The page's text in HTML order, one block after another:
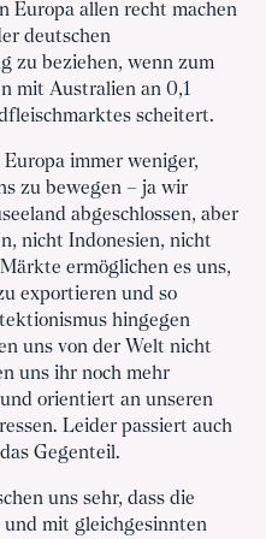
Europa allen recht machen
deutschen
zu beziehen, wenn zum
mit Australien an 0,1
scheitert.
immer weniger,
zu bewegen – ja wir
abgeschlossen, aber
nicht Indonesien, nicht
ermöglichen es uns,
exportieren und so
hingegen
uns von der Welt nicht
uns ihr noch mehr
orientiert an unseren
Leider passiert auch
Gegenteil.
uns sehr, dass die
mit gleichgesinnten